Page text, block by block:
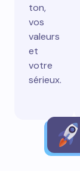
ton,
vos
valeurs
et
votre
sérieux.